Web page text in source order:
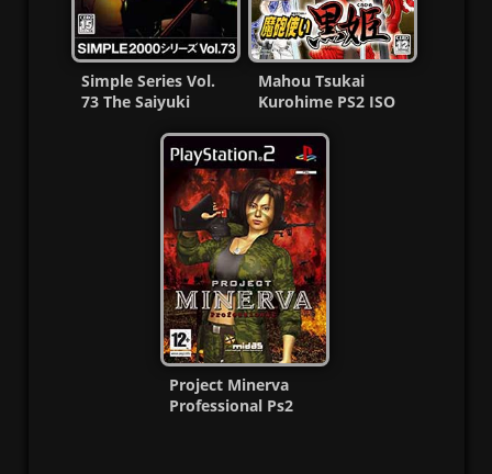
Simple Series Vol.
73 The Saiyuki
Mahou Tsukai
Kurohime PS2 ISO
Project Minerva
Professional Ps2